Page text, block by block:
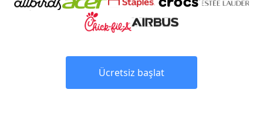
Ücretsiz başlat